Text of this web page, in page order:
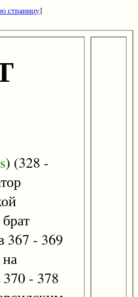
страницу]
) (328 -
367 - 369
на
- 378